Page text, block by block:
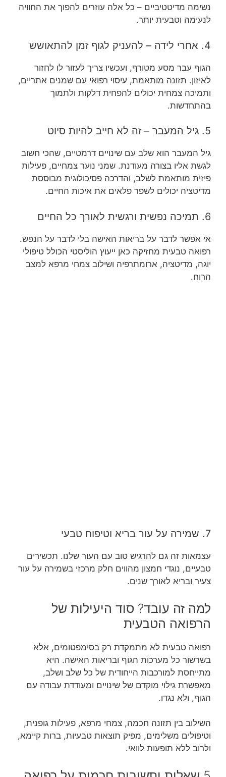
נשימה מדיטטיביים – כל אלה עוזרים להפוך את החוויה
לנעימה וטבעית יותר.
4. אחרי לידה – להעניק לגוף זמן להתאושש
הגוף עבר מסע מטורף, ועכשיו צריך לעזור לו לחזור
לאיזון. תזונה מותאמת, עיסוי רפואי עם שמנים אתריים,
ותמיכה צמחית יכולים להפחית דלקות ולתמוך
בהתחדשות.
5. גיל המעבר – זה לא חייב להיות סיוט
גיל המעבר הוא שלב עם שינויים דרמטיים, שהכי חשוב
לגשת אליו בצורה מעודנת. שמני נוער צמחיים, פעילות
פיזית מותאמת לשלב, והדרכה פסיכולוגית מבוססת
מדיטציה יכולים לשפר פלאים את איכות החיים.
6. תמיכה נפשית ורגשית לאורך כל החיים
אי אפשר לדבר על בריאות האישה בלי לדבר על הנפש.
רפואה טבעית מחזיקה כאן ייעוץ הוליסטי הכולל טיפולי
יוגה, מדיטציה, ארומתרפיה ושילוב צמחי מרפא למצב
הרוח.
7. שמירה על עור בריא וטיפוח טבעי
עצמאות זה גם להרגיש טוב עם העור שלנו. תכשירים
טבעיים, נוגדי חמצון מהווים חלק מרכזי בשמירה על עור
צעיר ובריא לאורך שנים.
למה זה עובד? סוד היעילות של
הרפואה הטבעית
רפואה טבעית לא מתמקדת רק בסימפטומים, אלא
בשרשור כל מערכות הגוף ובריאות האישה. היא
מתייחסת למורכבות הייחודית של כל שלב ושלב,
מאפשרת גילוי מוקדם של שינויים ומעודדת עבודה עם
הגוף, ולא נגדו.
השילוב בין תזונה חכמה, צמחי מרפא, פעילות גופנית,
וטיפולים משלימים, מפיק תוצאות טבעיות, ברות קיימא,
ולרוב ללא תופעות לוואי.